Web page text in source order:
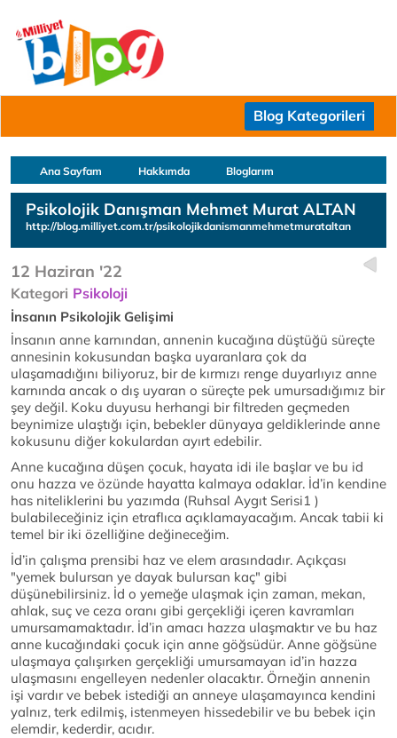
Blog Kategorileri
Ana Sayfam Hakkımda Bloglarım
Psikolojik Danışman Mehmet Murat ALTAN
http://blog.milliyet.com.tr/psikolojikdanismanmehmetmurataltan
12 Haziran '22
Kategori Psikoloji
İnsanın Psikolojik Gelişimi
İnsanın anne karnından, annenin kucağına düştüğü süreçte
annesinin kokusundan başka uyaranlara çok da
ulaşamadığını biliyoruz, bir de kırmızı renge duyarlıyız anne
karnında ancak o dış uyaran o süreçte pek umursadığımız bir
şey değil. Koku duyusu herhangi bir filtreden geçmeden
beynimize ulaştığı için, bebekler dünyaya geldiklerinde anne
kokusunu diğer kokulardan ayırt edebilir.
Anne kucağına düşen çocuk, hayata idi ile başlar ve bu id
onu hazza ve özünde hayatta kalmaya odaklar. İd’in kendine
has niteliklerini bu yazımda (Ruhsal Aygıt Serisi1 )
bulabileceğiniz için etraflıca açıklamayacağım. Ancak tabii ki
temel bir iki özelliğine değineceğim.
İd’in çalışma prensibi haz ve elem arasındadır. Açıkçası
"yemek bulursan ye dayak bulursan kaç" gibi
düşünebilirsiniz. İd o yemeğe ulaşmak için zaman, mekan,
ahlak, suç ve ceza oranı gibi gerçekliği içeren kavramları
umursamamaktadır. İd’in amacı hazza ulaşmaktır ve bu haz
anne kucağındaki çocuk için anne göğsüdür. Anne göğsüne
ulaşmaya çalışırken gerçekliği umursamayan id’in hazza
ulaşmasını engelleyen nedenler olacaktır. Örneğin annenin
işi vardır ve bebek istediği an anneye ulaşamayınca kendini
yalnız, terk edilmiş, istenmeyen hissedebilir ve bu bebek için
elemdir, kederdir, acıdır.